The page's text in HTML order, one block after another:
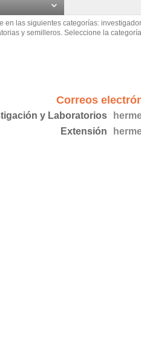
en las siguientes categorías:
y semilleros. Seleccione la
Correos
y Laboratorios
Extensión